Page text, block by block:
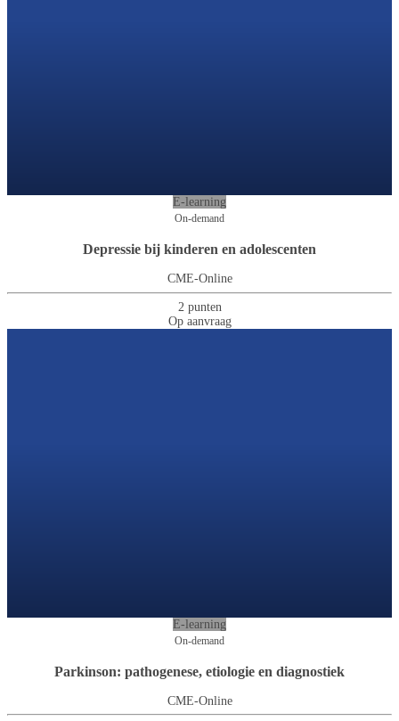
E-learning
On-demand
Depressie bij kinderen en adolescenten
CME-Online
2 punten
Op aanvraag
E-learning
On-demand
Parkinson: pathogenese, etiologie en diagnostiek
CME-Online